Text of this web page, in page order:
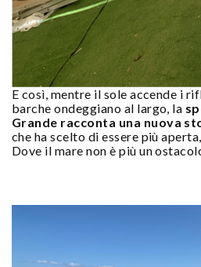
E così, mentre il sole accende i
barche ondeggiano al largo, la
Grande racconta una nuova
che ha scelto di essere più
Dove il mare non è più un